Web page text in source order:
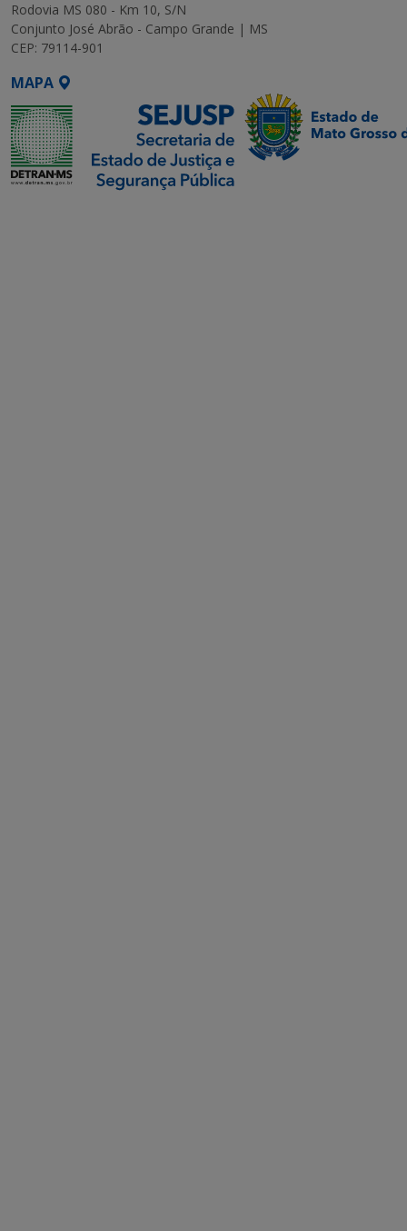
Rodovia MS 080 - Km 10, S/N
Conjunto José Abrão - Campo Grande | MS
CEP: 79114-901
MAPA